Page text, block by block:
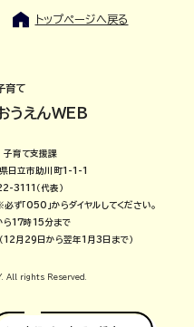
トップページへ戻る
育て
うえんWEB
育て支援課
日立市助川町1-1-1
3111（代表）
ず「050」からダイヤルしてください。
ら17時15分まで
12月29日から翌年1月3日まで）
All rights Reserved.